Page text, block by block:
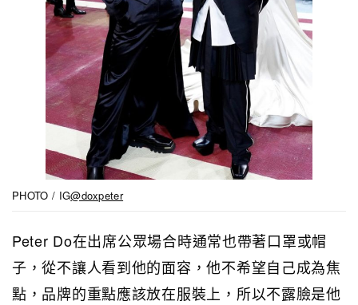
PHOTO / IG@doxpeter
Peter Do在出席公眾場合時通常也帶著口罩或帽
子，從不讓人看到他的面容，他不希望自己成為焦
點，品牌的重點應該放在服裝上，所以不露臉是他